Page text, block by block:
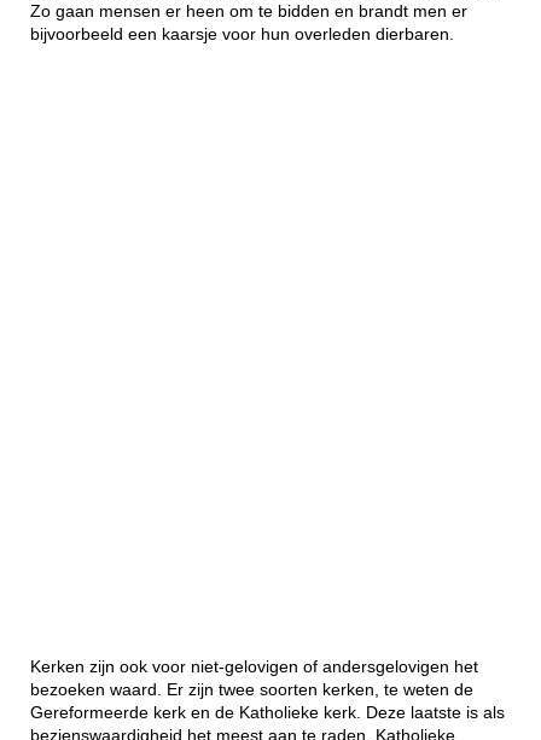
Zo gaan mensen er heen om te bidden en brandt men er
bijvoorbeeld een kaarsje voor hun overleden dierbaren.
Kerken zijn ook voor niet-gelovigen of andersgelovigen het
bezoeken waard. Er zijn twee soorten kerken, te weten de
Gereformeerde kerk en de Katholieke kerk. Deze laatste is als
bezienswaardigheid het meest aan te raden. Katholieke